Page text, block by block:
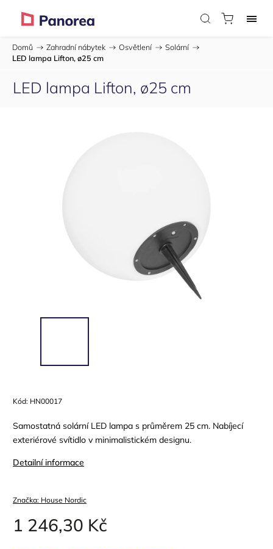
Domů / Zahradní nábytek / Osvětlení / Solární /
LED lampa Lifton, ø25 cm
LED lampa Lifton, ø25 cm
Kód: HN00017
Samostatná solární LED lampa s průměrem 25 cm. Nabíjecí
exteriérové svítidlo v minimalistickém designu.
Detailní informace
Značka: House Nordic
1 246,30 Kč